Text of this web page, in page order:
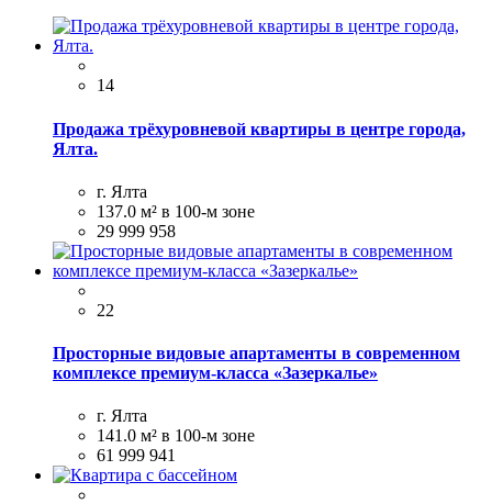
14
Продажа трёхуровневой квартиры в центре города,
Ялта.
г. Ялта
137.0 м² в 100-м зоне
29 999 958
22
Просторные видовые апартаменты в современном
комплексе премиум-класса «Зазeркaлье»
г. Ялта
141.0 м² в 100-м зоне
61 999 941